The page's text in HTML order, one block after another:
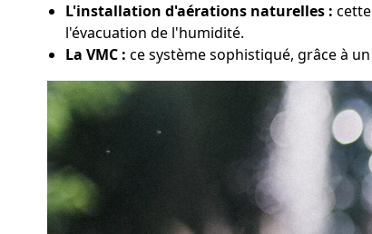
L'installation d'aérations naturelles :
l'évacuation de l'humidité.
La VMC : ce système sophistiqué, grâce à